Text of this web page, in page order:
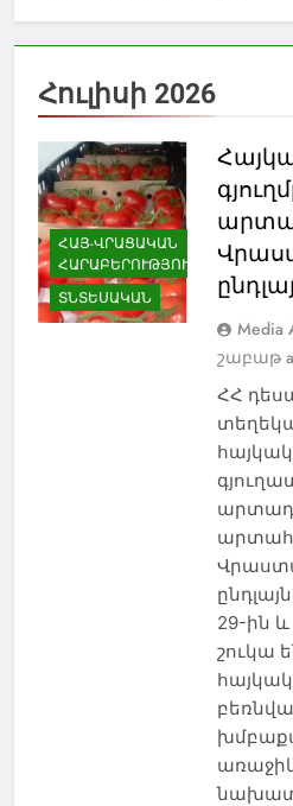
Հուլիսի 2026
ՀԱՅ-ՎՐԱՑԱԿԱՆ
ՀԱՐԱԲԵՐՈՒԹՅՈՒՆՆԵՐ
ՏՆՏԵՍԱԿԱՆ
Media
շաբաթ
ՀՀ
29-ին
շուկա